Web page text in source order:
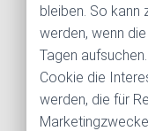
bleiben. So kann
werden, wenn
Tagen
Cookie die
werden, die für